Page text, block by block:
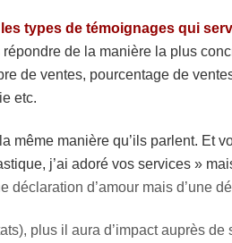
les types de témoignages qui
de la manière la plus
de ventes, pourcentage de
etc.
même manière qu’ils parlent. Et
j’ai adoré vos services »
déclaration d’amour mais d’une
plus il aura d’impact auprès de